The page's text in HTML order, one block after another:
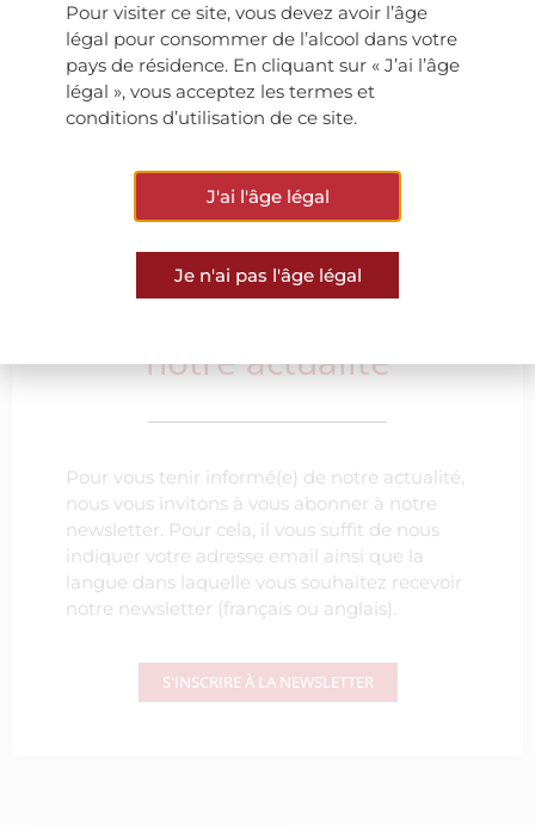
ARTICLE PRÉCÉDENT
Audit des terroirs de Marsannay !
ARTICLE SUIVANT
VOIR TOUTES LES ACTUS
notre actualité
Pour vous tenir informé(e) de notre actualité,
nous vous invitons à vous abonner à notre
newsletter. Pour cela, il vous suffit de nous
indiquer votre adresse email ainsi que la
langue dans laquelle vous souhaitez recevoir
notre newsletter (français ou anglais).
S'INSCRIRE À LA NEWSLETTER
Pour visiter ce site, vous devez avoir l’âge
légal pour consommer de l’alcool dans votre
pays de résidence. En cliquant sur « J’ai l’âge
légal », vous acceptez les termes et
conditions d’utilisation de ce site.
J'ai l'âge légal
Je n'ai pas l'âge légal